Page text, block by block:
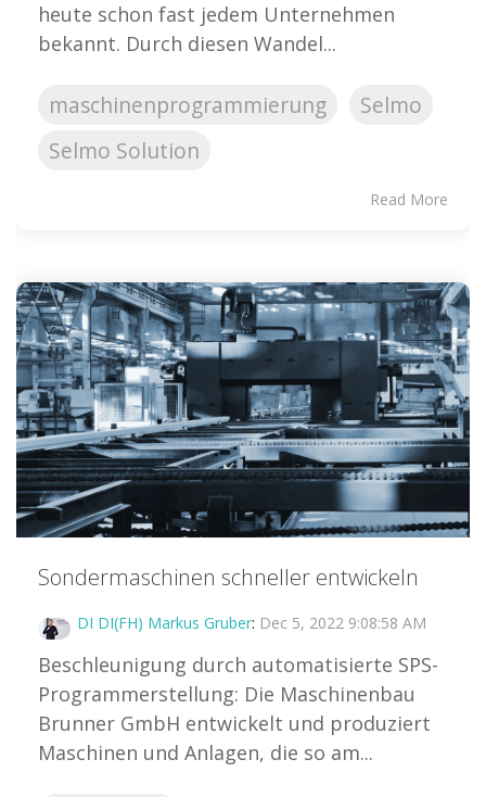
heute schon fast jedem Unternehmen
bekannt. Durch diesen Wandel...
maschinenprogrammierung
Selmo
Selmo Solution
Read More
Sondermaschinen schneller entwickeln
DI DI(FH) Markus Gruber: Dec 5, 2022 9:08:58 AM
Beschleunigung durch automatisierte SPS-
Programmerstellung: Die Maschinenbau
Brunner GmbH entwickelt und produziert
Maschinen und Anlagen, die so am...